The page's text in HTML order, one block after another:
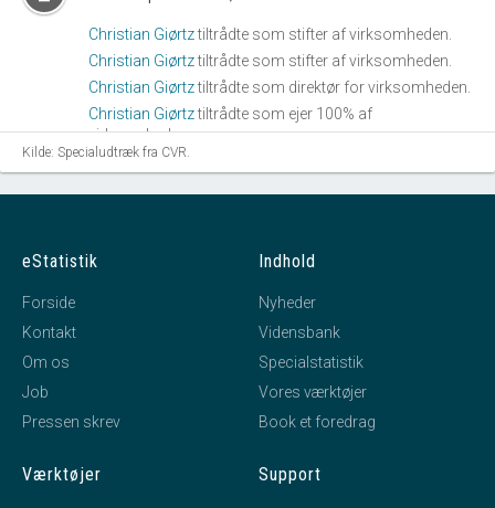
Christian Giørtztiltrådte som stifter af virksomheden.
Christian Giørtztiltrådte som stifter af virksomheden.
Christian Giørtztiltrådte som direktør for virksomheden.
Christian Giørtztiltrådte som ejer 100% af
virksomheden.
Svendsen & Dunker Administration I /S
Kilde: Specialudtræk fra CVR.
eStatistik
Forside
Kontakt
Om os
Job
Pressen skrev
Indhold
Nyheder
Vidensbank
Specialstatistik
Vores værktøjer
Book et foredrag
Værktøjer Support